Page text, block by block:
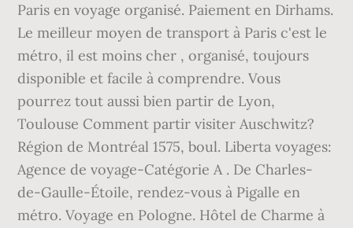
Paris en voyage organisé. Paiement en Dirhams.
Le meilleur moyen de transport à Paris c'est le
métro, il est moins cher , organisé, toujours
disponible et facile à comprendre. Vous
pourrez tout aussi bien partir de Lyon,
Toulouse Comment partir visiter Auschwitz?
Région de Montréal 1575, boul. Liberta voyages:
Agence de voyage-Catégorie A . De Charles-
de-Gaulle-Étoile, rendez-vous à Pigalle en
métro. Voyage en Pologne. Hôtel de Charme à